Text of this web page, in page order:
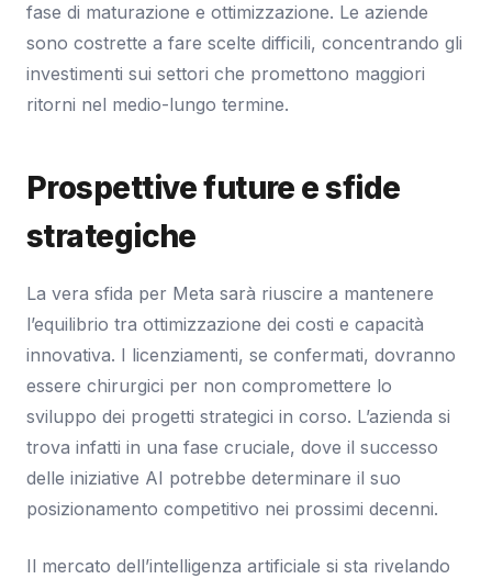
fase di maturazione e ottimizzazione. Le aziende
sono costrette a fare scelte difficili, concentrando gli
investimenti sui settori che promettono maggiori
ritorni nel medio-lungo termine.
Prospettive future e sfide
strategiche
La vera sfida per Meta sarà riuscire a mantenere
l’equilibrio tra ottimizzazione dei costi e capacità
innovativa. I licenziamenti, se confermati, dovranno
essere chirurgici per non compromettere lo
sviluppo dei progetti strategici in corso. L’azienda si
trova infatti in una fase cruciale, dove il successo
delle iniziative AI potrebbe determinare il suo
posizionamento competitivo nei prossimi decenni.
Il mercato dell’intelligenza artificiale si sta rivelando